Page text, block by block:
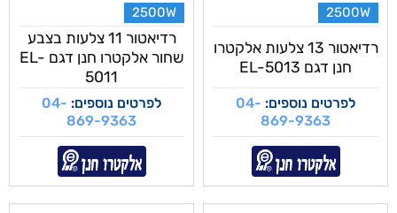
2500W
רדיאטור 13 צלעות אלקטרו
חנן דגם EL-5013
לפרטים נוספים: 04-
869-9363
2500W
רדיאטור 11 צלעות בצבע
שחור אלקטרו חנן דגם EL-
5011
לפרטים נוספים: 04-
869-9363